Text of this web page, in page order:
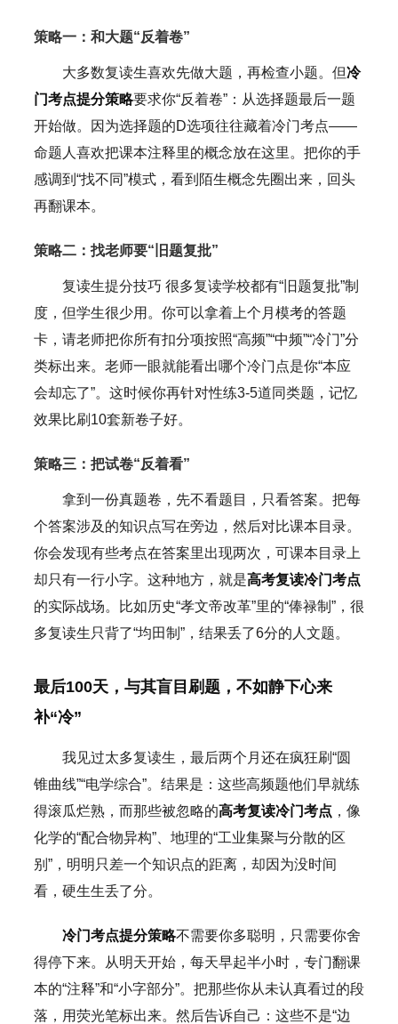
策略一：和大题“反着卷”
大多数复读生喜欢先做大题，再检查小题。但冷
门考点提分策略要求你“反着卷”：从选择题最后一题
开始做。因为选择题的D选项往往藏着冷门考点——
命题人喜欢把课本注释里的概念放在这里。把你的手
感调到“找不同”模式，看到陌生概念先圈出来，回头
再翻课本。
策略二：找老师要“旧题复批”
复读生提分技巧 很多复读学校都有“旧题复批”制
度，但学生很少用。你可以拿着上个月模考的答题
卡，请老师把你所有扣分项按照“高频”“中频”“冷门”分
类标出来。老师一眼就能看出哪个冷门点是你“本应
会却忘了”。这时候你再针对性练3-5道同类题，记忆
效果比刷10套新卷子好。
策略三：把试卷“反着看”
拿到一份真题卷，先不看题目，只看答案。把每
个答案涉及的知识点写在旁边，然后对比课本目录。
你会发现有些考点在答案里出现两次，可课本目录上
却只有一行小字。这种地方，就是高考复读冷门考点
的实际战场。比如历史“孝文帝改革”里的“俸禄制”，很
多复读生只背了“均田制”，结果丢了6分的人文题。
最后100天，与其盲目刷题，不如静下心来
补“冷”
我见过太多复读生，最后两个月还在疯狂刷“圆
锥曲线”“电学综合”。结果是：这些高频题他们早就练
得滚瓜烂熟，而那些被忽略的高考复读冷门考点 ，像
化学的“配合物异构”、地理的“工业集聚与分散的区
别”，明明只差一个知识点的距离，却因为没时间
看，硬生生丢了分。
冷门考点提分策略不需要你多聪明，只需要你舍
得停下来。从明天开始，每天早起半小时，专门翻课
本的“注释”和“小字部分”。把那些你从未认真看过的段
落，用荧光笔标出来。然后告诉自己：这些不是“边